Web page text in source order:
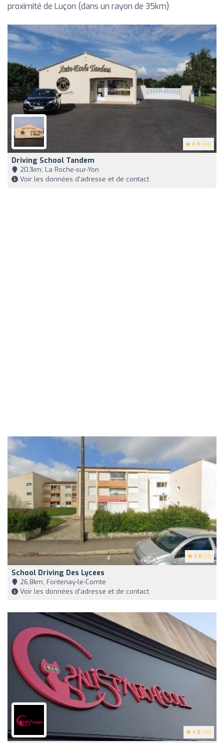
proximité de Luçon (dans un rayon de 35km)
4.9 (44)
Driving School Tandem
20,1km, La Roche-sur-Yon
Voir les données d'adresse et de contact
3.8 (11)
School Driving Des Lycees
26,8km, Fontenay-le-Comte
Voir les données d'adresse et de contact
4.8 (16)